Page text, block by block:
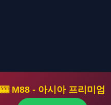
🎰 M88 - 아시아 프리미엄